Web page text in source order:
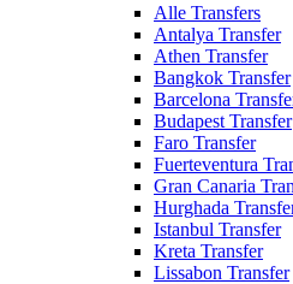
Alle Transfers
Antalya Transfer
Athen Transfer
Bangkok Transfer
Barcelona
Budapest Transfer
Faro Transfer
Fuerteventura
Gran Canaria
Hurghada
Istanbul Transfer
Kreta Transfer
Lissabon Transfer